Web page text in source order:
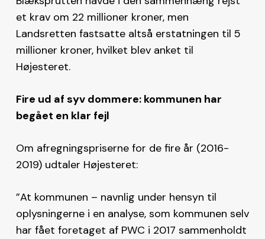
et krav om 22 millioner kroner, men
Landsretten fastsatte altså erstatningen til 5
millioner kroner, hvilket blev anket til
Højesteret.
Fire ud af syv dommere: kommunen har
begået en klar fejl
Om afregningspriserne for de fire år (2016-
2019) udtaler Højesteret:
”At kommunen – navnlig under hensyn til
oplysningerne i en analyse, som kommunen selv
har fået foretaget af PWC i 2017 sammenholdt